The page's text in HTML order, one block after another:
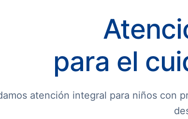
para el
atención integral para niños con